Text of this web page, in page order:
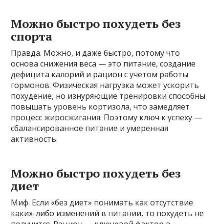
Можно быстро похудеть без
спорта
Правда. Можно, и даже быстро, потому что
основа снижения веса — это питание, создание
дефицита калорий и рацион с учетом работы
гормонов. Физическая нагрузка может ускорить
похудение, но изнуряющие тренировки способны
повышать уровень кортизола, что замедляет
процесс жиросжигания. Поэтому ключ к успеху —
сбалансированное питание и умеренная
активность.
Можно быстро похудеть без
диет
Миф. Если «без диет» понимать как отсутствие
каких-либо изменений в питании, то похудеть не